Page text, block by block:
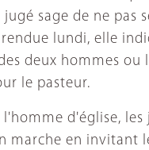
sage de ne pas
lundi, elle
deux hommes ou
le pasteur.
l'homme d'église,
marche en invitant